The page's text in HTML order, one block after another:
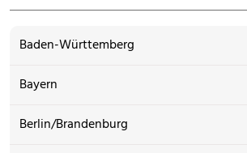
Baden-Württemberg
Bayern
Berlin/Brandenburg